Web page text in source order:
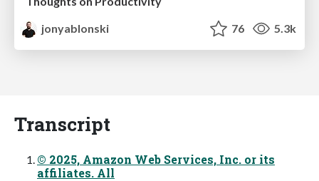
jonyablonski
76 5.3k
Transcript
© 2025, Amazon Web Services, Inc. or its
affiliates. All